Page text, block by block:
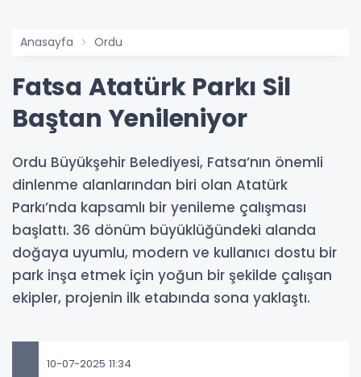
Anasayfa Ordu
Fatsa Atatürk Parkı Sil
Baştan Yenileniyor
Ordu Büyükşehir Belediyesi, Fatsa’nın önemli
dinlenme alanlarından biri olan Atatürk
Parkı’nda kapsamlı bir yenileme çalışması
başlattı. 36 dönüm büyüklüğündeki alanda
doğaya uyumlu, modern ve kullanıcı dostu bir
park inşa etmek için yoğun bir şekilde çalışan
ekipler, projenin ilk etabında sona yaklaştı.
10-07-2025 11:34